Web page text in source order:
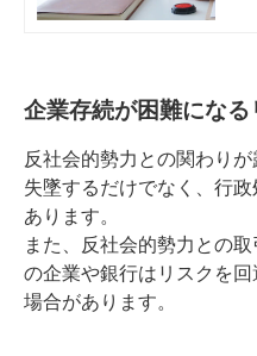
企業存続が困難にな
反社会的勢力との関わり
失墜するだけでなく、行
あります。
また、反社会的勢力との
の企業や銀行はリスクを
場合があります。